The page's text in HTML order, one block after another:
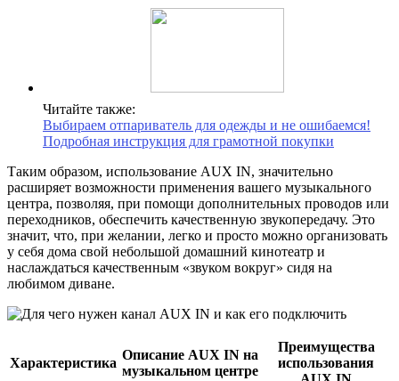
Читайте также:
Выбираем отпариватель для одежды и не ошибаемся!
Подробная инструкция для грамотной покупки
Таким образом, использование AUX IN, значительно
расширяет возможности применения вашего музыкального
центра, позволяя, при помощи дополнительных проводов или
переходников, обеспечить качественную звукопередачу. Это
значит, что, при желании, легко и просто можно организовать
у себя дома свой небольшой домашний кинотеатр и
наслаждаться качественным «звуком вокруг» сидя на
любимом диване.
Характеристика
Описание AUX IN на
музыкальном центре
Преимущества
использования